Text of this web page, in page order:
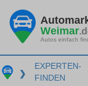
Weimar
Autos einfach
❯
EXPERTEN-
FINDEN